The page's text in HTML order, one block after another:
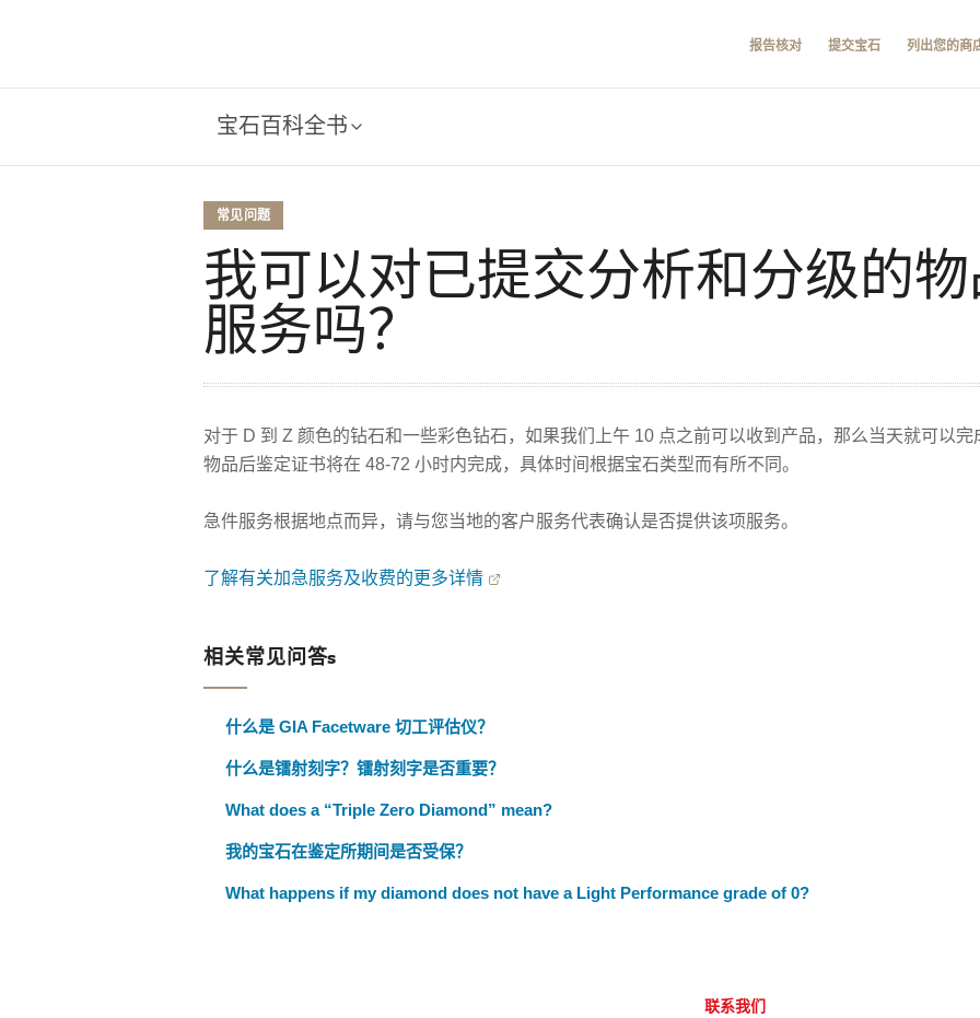
报告核对 提交宝石 列出您的商
宝石百科全书
常见问题
我可以对已提交分析和分级的
服务吗？
对于 D 到 Z 颜色的钻石和一些彩色钻石，如果我们上午 10 点之前可以收到产品，那么当天就可以
物品后鉴定证书将在 48-72 小时内完成，具体时间根据宝石类型而有所不同。
急件服务根据地点而异，请与您当地的客户服务代表确认是否提供该项服务。
了解有关加急服务及收费的更多详情
相关常见问答s
什么是 GIA Facetware 切工评估仪？
什么是镭射刻字？镭射刻字是否重要？
What does a “Triple Zero Diamond” mean?
我的宝石在鉴定所期间是否受保？
What happens if my diamond does not have a Light Performance grade of 0?
联系我们